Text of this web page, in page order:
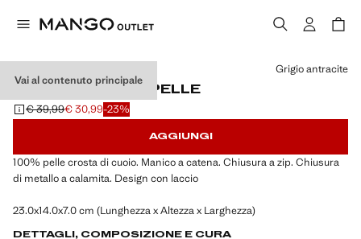
Vai al contenuto principale
BORSA A BUSTA PELLE
Prezzo iniziale depennato [€ 39,99 ]
€ 39,99
Prezzo attuale [€ 30,99 ]
€ 30,99-23%
Seleziona un colore
Grigio antracite
AGGIUNGI
100% pelle crosta di cuoio. Manico a catena. Chiusura a zip. Chiusura
di metallo a calamita. Design con laccio
23.0x14.0x7.0 cm (Lunghezza x Altezza x Larghezza)
DETTAGLI, COMPOSIZIONE E CURA